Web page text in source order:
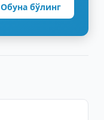
Обуна бўлинг